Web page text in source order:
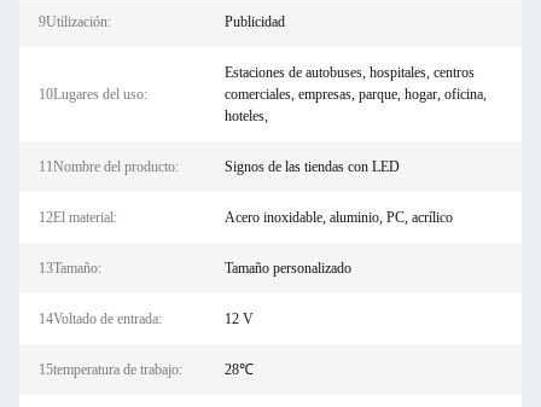
9Utilización: Publicidad
10Lugares del uso:
Estaciones de autobuses, hospitales, centros
comerciales, empresas, parque, hogar, oficina,
hoteles,
11Nombre del producto: Signos de las tiendas con LED
12El material: Acero inoxidable, aluminio, PC, acrílico
13Tamaño: Tamaño personalizado
14Voltado de entrada: 12 V
15temperatura de trabajo: 28℃